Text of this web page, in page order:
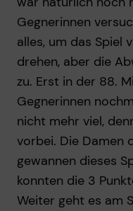
Gegnerinnen
alles, um das Spiel
drehen, aber die
zu. Erst in der 88.
Gegnerinnen
nicht mehr viel,
vorbei. Die Damen
gewannen dieses
konnten die 3
Weiter geht es am